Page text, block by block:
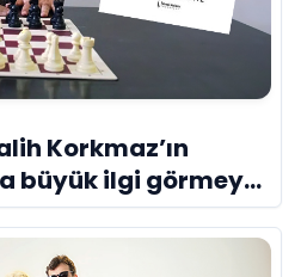
Korkmaz’ın
büyük ilgi görmeye